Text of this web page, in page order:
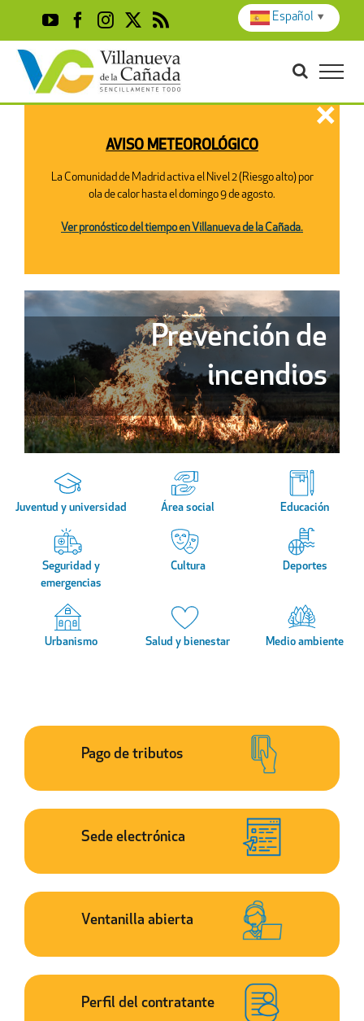
content
YouTubeFacebook
Instagram
X Rss
×
AVISO METEOROLÓGICO
La Comunidad de Madrid activa el Nivel 2 (Riesgo alto) por
ola de calor hasta el domingo 9 de agosto.
Ver pronóstico del tiempo en Villanueva de la Cañada.
Horario de verano
Juventud y universidad Área social Educación
Seguridad y
emergencias
Cultura Deportes
Urbanismo Salud y bienestar Medio ambiente
Pago de tributos
Sede electrónica
Ventanilla abierta
Perfil del contratante
Español ▼